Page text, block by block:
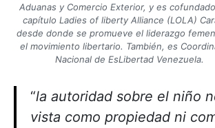
Aduanas y Comercio Exterior, y es
capítulo Ladies of liberty Alliance (LOLA)
desde donde se promueve el liderazgo
el movimiento libertario. También, es
Nacional de EsLibertad Venezuela.
“la autoridad sobre el niño
vista como propiedad ni